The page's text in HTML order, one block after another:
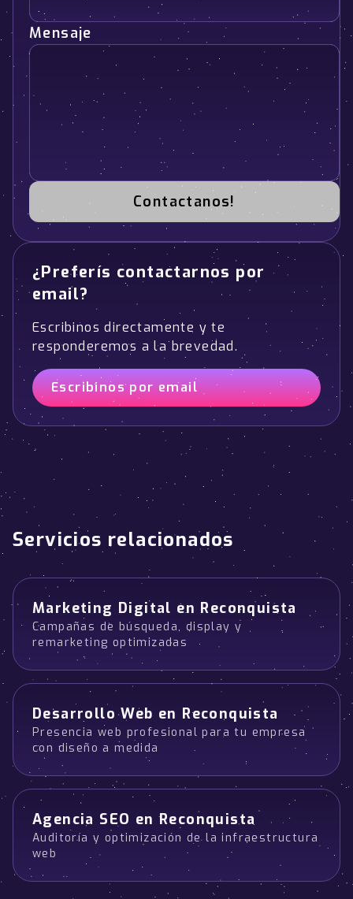
Mensaje
Contactanos!
¿Preferís contactarnos por
email?
Escribinos directamente y te
responderemos a la brevedad.
Escribinos por email
Servicios relacionados
Marketing Digital en Reconquista
Campañas de búsqueda, display y
remarketing optimizadas
Desarrollo Web en Reconquista
Presencia web profesional para tu empresa
con diseño a medida
Agencia SEO en Reconquista
Auditoría y optimización de la infraestructura
web